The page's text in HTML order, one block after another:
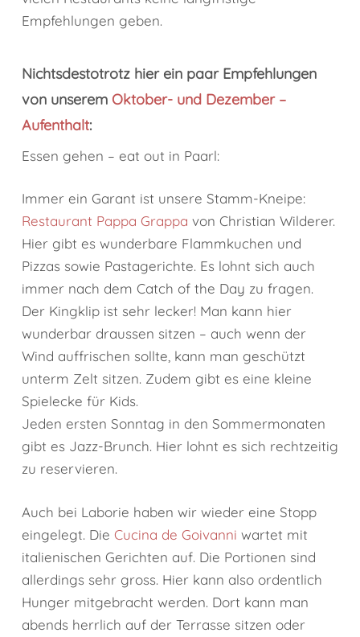
Empfehlungen geben.
Nichtsdestotrotz hier ein paar Empfehlungen
von unserem Oktober- und Dezember –
Aufenthalt:
Essen gehen – eat out in Paarl:
Immer ein Garant ist unsere Stamm-Kneipe:
Restaurant Pappa Grappa von Christian Wilderer.
Hier gibt es wunderbare Flammkuchen und
Pizzas sowie Pastagerichte. Es lohnt sich auch
immer nach dem Catch of the Day zu fragen.
Der Kingklip ist sehr lecker! Man kann hier
wunderbar draussen sitzen – auch wenn der
Wind auffrischen sollte, kann man geschützt
unterm Zelt sitzen. Zudem gibt es eine kleine
Spielecke für Kids.
Jeden ersten Sonntag in den Sommermonaten
gibt es Jazz-Brunch. Hier lohnt es sich rechtzeitig
zu reservieren.
Auch bei Laborie haben wir wieder eine Stopp
eingelegt. Die Cucina de Goivanni wartet mit
italienischen Gerichten auf. Die Portionen sind
allerdings sehr gross. Hier kann also ordentlich
Hunger mitgebracht werden. Dort kann man
abends herrlich auf der Terrasse sitzen oder